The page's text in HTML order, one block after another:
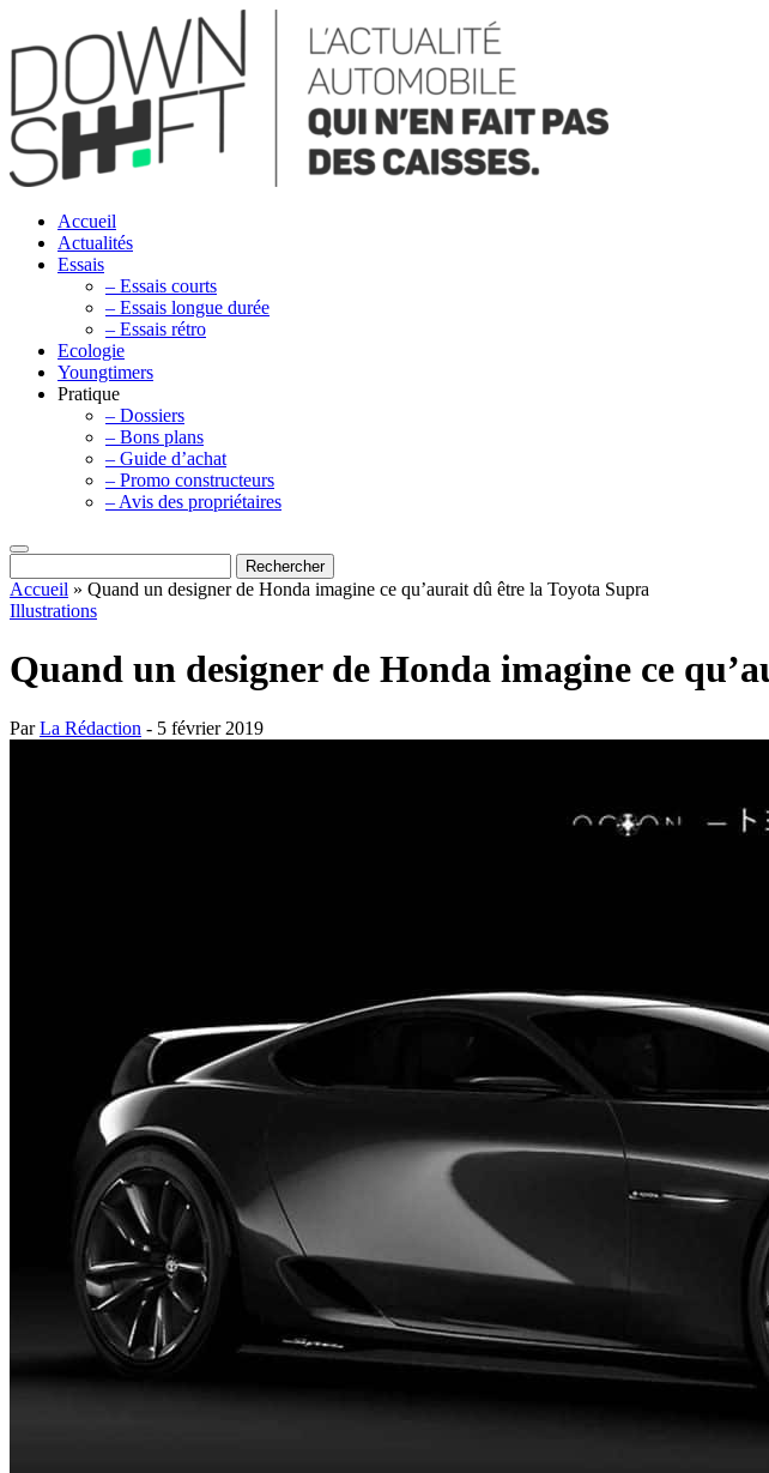
Accueil
Actualités
Essais
– Essais courts
– Essais longue durée
– Essais rétro
Ecologie
Youngtimers
Pratique
– Dossiers
– Bons plans
– Guide d’achat
– Promo constructeurs
– Avis des propriétaires
Accueil » Quand un designer de Honda imagine ce qu’aurait dû être la Toyota Supra
Illustrations
Quand un designer de Honda imagine ce
ParLa Rédaction - 5 février 2019